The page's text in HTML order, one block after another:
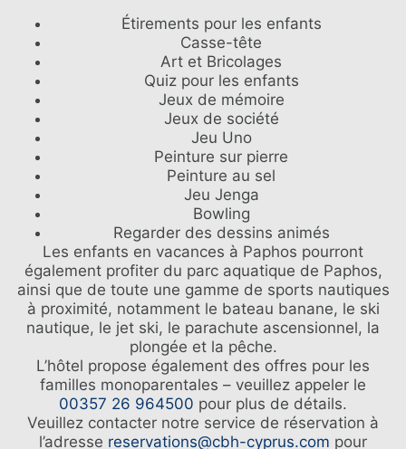
Étirements pour les enfants
Casse-tête
Art et Bricolages
Quiz pour les enfants
Jeux de mémoire
Jeux de société
Jeu Uno
Peinture sur pierre
Peinture au sel
Jeu Jenga
Bowling
Regarder des dessins animés
Les enfants en vacances à Paphos pourront
également profiter du parc aquatique de Paphos,
ainsi que de toute une gamme de sports nautiques
à proximité, notamment le bateau banane, le ski
nautique, le jet ski, le parachute ascensionnel, la
plongée et la pêche.
L’hôtel propose également des offres pour les
familles monoparentales – veuillez appeler le
00357 26 964500 pour plus de détails.
Veuillez contacter notre service de réservation à
l’adresse reservations@cbh-cyprus.com pour